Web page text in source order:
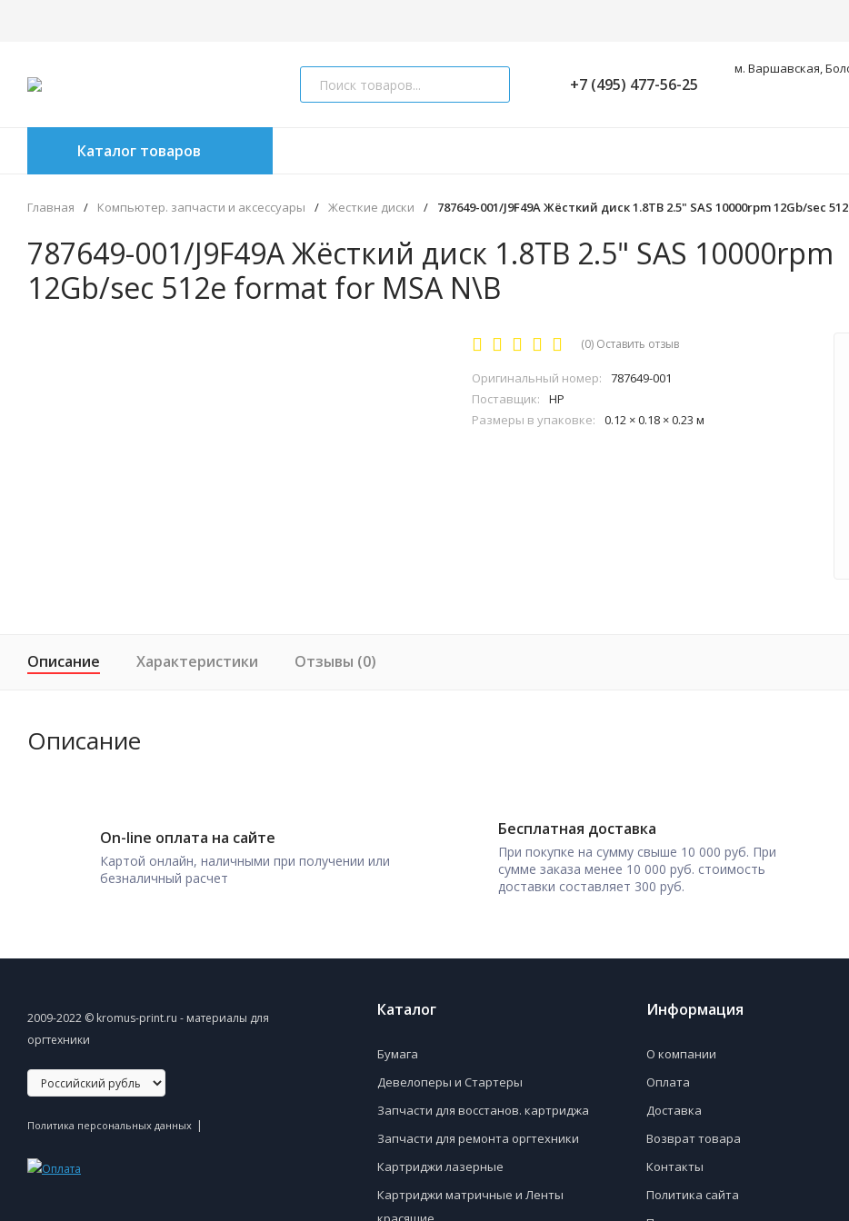
+7 (495) 477-56-25
м. Варшавская,
Каталог товаров
Главная / Компьютер. запчасти и аксессуары / Жесткие диски / 787649-001/J9F49A Жёсткий диск 1.8TB 2.5" SAS 10000rpm 12Gb/sec
787649-001/J9F49A Жёсткий диск 1.8TB 2.5" SAS 10000rpm
12Gb/sec 512e format for MSA N\B
(0) Оставить отзыв
Оригинальный номер:
787649-001
Поставщик:
HP
Размеры в упаковке:
0.12 × 0.18 × 0.23 м
Описание Характеристики Отзывы (0)
Описание
On-line оплата на сайте
Картой онлайн, наличными при получении или
безналичный расчет
Бесплатная доставка
При покупке на сумму свыше 10 000 руб. При
сумме заказа менее 10 000 руб. стоимость
доставки составляет 300 руб.
2009-2022 © kromus-print.ru - материалы для
оргтехники
Политика персональных данных |
Каталог
Бумага
Девелоперы и Стартеры
Запчасти для восстанов. картриджа
Запчасти для ремонта оргтехники
Картриджи лазерные
Картриджи матричные и Ленты
Информация
О компании
Оплата
Доставка
Возврат товара
Контакты
Политика сайта